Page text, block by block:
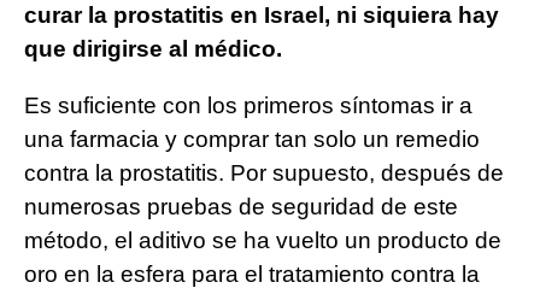
curar la prostatitis en Israel, ni siquiera hay
que dirigirse al médico.
Es suficiente con los primeros síntomas ir a
una farmacia y comprar tan solo un remedio
contra la prostatitis. Por supuesto, después de
numerosas pruebas de seguridad de este
método, el aditivo se ha vuelto un producto de
oro en la esfera para el tratamiento contra la